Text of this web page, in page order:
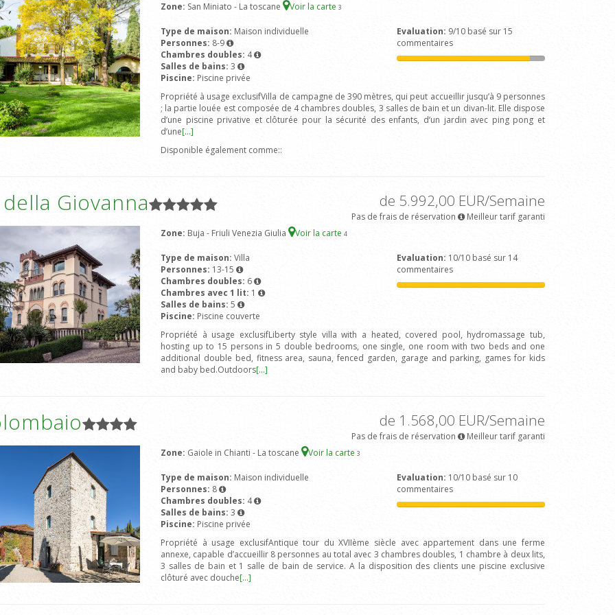
Zone: San Miniato - La toscane Voir la carte 3
Type de maison: Maison individuelle
Personnes: 8-9
Chambres doubles: 4
Salles de bains: 3
Piscine: Piscine privée
Evaluation: 9/10 basé sur 15
commentaires
Propriété à usage exclusifVilla de campagne de 390 mètres, qui peut accueillir jusqu’à 9 personnes
; la partie louée est composée de 4 chambres doubles, 3 salles de bain et un divan-lit. Elle dispose
d’une piscine privative et clôturée pour la sécurité des enfants, d’un jardin avec ping pong et
d’une[...]
Disponible également comme::
Giovanna de 5.992,00 EUR/Semaine
Pas de frais de réservation
Meilleur tarif garanti
Zone: Buja - Friuli Venezia Giulia Voir la carte 4
Type de maison: Villa
Personnes: 13-15
Chambres doubles: 6
Chambres avec 1 lit: 1
Salles de bains: 5
Piscine: Piscine couverte
Evaluation: 10/10 basé sur 14
commentaires
Propriété à usage exclusifLiberty style villa with a heated, covered pool, hydromassage tub,
hosting up to 15 persons in 5 double bedrooms, one single, one room with two beds and one
additional double bed, fitness area, sauna, fenced garden, garage and parking, games for kids
and baby bed.Outdoors[...]
de 1.568,00 EUR/Semaine
Pas de frais de réservation
Meilleur tarif garanti
Zone: Gaiole in Chianti - La toscane Voir la carte 3
Type de maison: Maison individuelle
Personnes: 8
Chambres doubles: 4
Salles de bains: 3
Piscine: Piscine privée
Evaluation: 10/10 basé sur 10
commentaires
Propriété à usage exclusifAntique tour du XVIIème siècle avec appartement dans une ferme
annexe, capable d’accueillir 8 personnes au total avec 3 chambres doubles, 1 chambre à deux lits,
3 salles de bain et 1 salle de bain de service. A la disposition des clients une piscine exclusive
clôturé avec douche[...]